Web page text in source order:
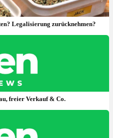
Legalisierung zurücknehmen?
freier Verkauf & Co.